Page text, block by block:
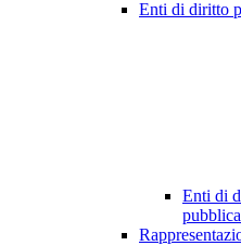
Enti di diritto
Enti di